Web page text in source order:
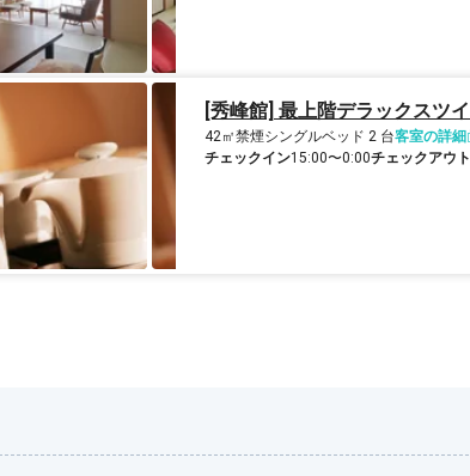
[秀峰館] 最上階デラックスツ
42㎡禁煙シングルベッド 2 台客室の詳細
チェックイン15:00〜0:00チェックアウト